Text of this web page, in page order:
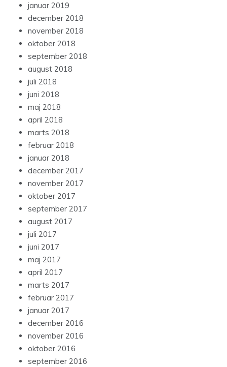
januar 2019
december 2018
november 2018
oktober 2018
september 2018
august 2018
juli 2018
juni 2018
maj 2018
april 2018
marts 2018
februar 2018
januar 2018
december 2017
november 2017
oktober 2017
september 2017
august 2017
juli 2017
juni 2017
maj 2017
april 2017
marts 2017
februar 2017
januar 2017
december 2016
november 2016
oktober 2016
september 2016